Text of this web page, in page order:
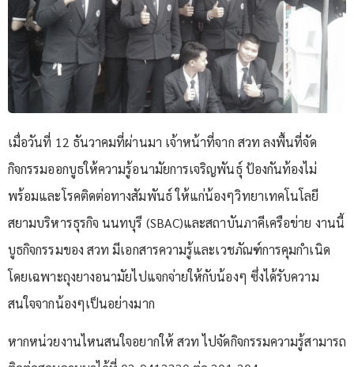
เมื่อวันที่ 12 ธันวาคมที่ผ่านมา เจ้าหน้าที่จาก สวท ลงพื้นที่จัด
กิจกรรมออกบูธให้ความรู้อนามัยการเจริญพันธุ์ ป้องกันท้องไม่
พร้อมและโรคติดต่อทางสัมพันธ์ ให้แก่น้องๆวิทยาเทคโนโลยี
สยามบริหารธุรกิจ นนทบุรี (SBAC)และสถาบันภาคีเครือข่าย งานนี้
บูธกิจกรรมของ สวท มีเอกสารความรู้และเวชภัณฑ์การคุมกำเนิด
โดยเฉพาะถุงยางอนามัยไปแจกจ่ายให้กับน้องๆ ซึ่งได้รับความ
สนใจจากน้องๆเป็นอย่างมาก
หากหน่วยงานไหนสนใจอยากให้ สวท ไปจัดกิจกรรมความรู้สามารถ